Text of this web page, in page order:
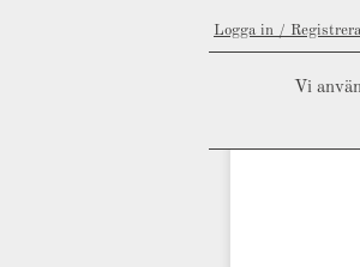
Logga in / Registrera
Vi